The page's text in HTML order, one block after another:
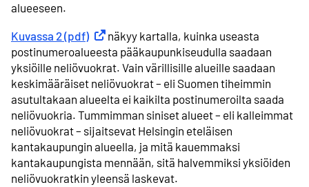
alueeseen.
Kuvassa 2 (pdf) Ulkoinen linkki
näkyy kartalla, kuinka useasta
postinumeroalueesta pääkaupunkiseudulla saadaan
yksiöille neliövuokrat. Vain värillisille alueille saadaan
keskimääräiset neliövuokrat – eli Suomen tiheimmin
asutultakaan alueelta ei kaikilta postinumeroilta saada
neliövuokria. Tummimman siniset alueet – eli kalleimmat
neliövuokrat – sijaitsevat Helsingin eteläisen
kantakaupungin alueella, ja mitä kauemmaksi
kantakaupungista mennään, sitä halvemmiksi yksiöiden
neliövuokratkin yleensä laskevat.